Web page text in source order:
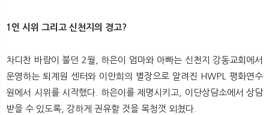
1인 시위 그리고 신천지의 경고?
차디찬 바람이 불던 2월, 하은이 엄마와 아빠는 신천지 강동교회에서
운영하는 퇴계원 센터와 이만희의 별장으로 알려진 HWPL 평화연수
원에서 시위를 시작했다. 하은이를 제명시키고, 이단상담소에서 상담
받을 수 있도록, 강하게 권유할 것을 목청껏 외쳤다.